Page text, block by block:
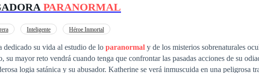
PARANORMAL
Inteligente Héroe Inmortal
su vida al estudio de lo paranormal y de los misterios sobrenaturales
su mayor reto vendrá cuando tenga que confrontar las pasadas acciones de su
logia satánica y su abusador. Katherine se verá inmuscuida en una peligrosa